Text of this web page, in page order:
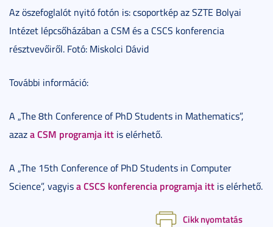
Az öszefoglalót nyitó fotón is: csoportkép az SZTE Bolyai
Intézet lépcsőházában a CSM és a CSCS konferencia
résztvevőiről. Fotó: Miskolci Dávid
További információ:
A „The 8th Conference of PhD Students in Mathematics”,
azaza CSM programja itt is elérhető.
A „The 15th Conference of PhD Students in Computer
Science”, vagyisa CSCS konferencia programja itt is elérhető.
Cikk nyomtatás